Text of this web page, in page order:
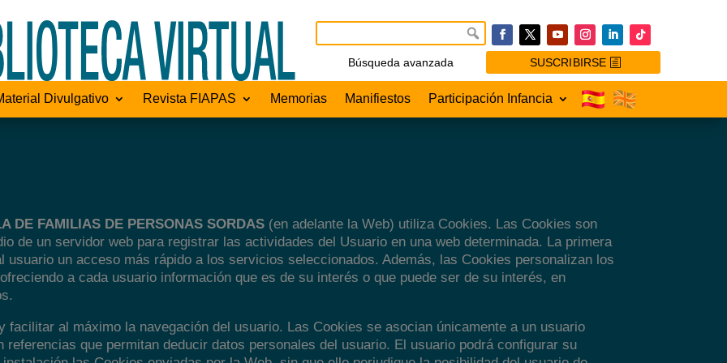
Búsqueda avanzada SUSCRIBIRSE
Divulgativo Revista FIAPAS Memorias Manifiestos Participación Infancia
DE FAMILIAS DE PERSONAS SORDAS (en adelante la Web) utiliza Cookies. Las Cookies son
de un servidor web para registrar las actividades del Usuario en una web determinada. La primera
un acceso más rápido a los servicios seleccionados. Además, las Cookies personalizan los
a cada usuario información que es de su interés o que puede ser de su interés, en
facilitar al máximo la navegación del usuario. Las Cookies se asocian únicamente a un usuario
referencias que permitan deducir datos personales del usuario. El usuario podrá configurar su